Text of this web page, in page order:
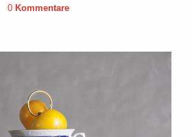
0 Kommentare